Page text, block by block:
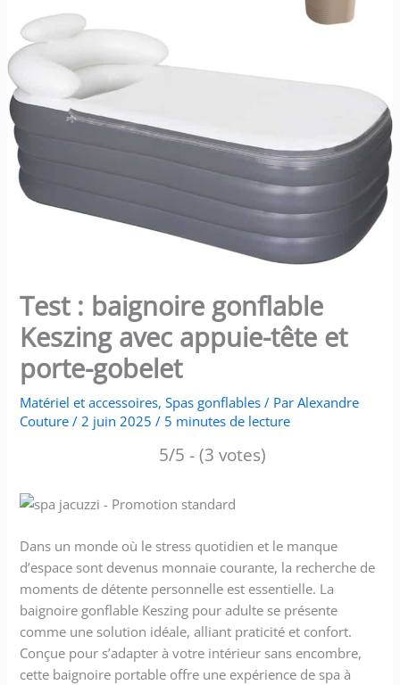
Test : baignoire gonflable
Keszing avec appuie-tête et
porte-gobelet
Matériel et accessoires,Spas gonflables / ParAlexandre
Couture/2 juin 2025/ 5 minutes de lecture
5/5 - (3 votes)
Dans un monde où le stress quotidien et le manque
d’espace sont devenus monnaie courante, la recherche de
moments de détente personnelle est essentielle. La
baignoire gonflable Keszing pour adulte se présente
comme une solution idéale, alliant praticité et confort.
Conçue pour s’adapter à votre intérieur sans encombre,
cette baignoire portable offre une expérience de spa à